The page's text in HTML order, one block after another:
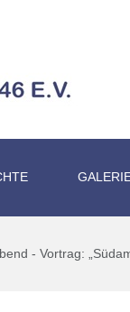
- Vortrag: